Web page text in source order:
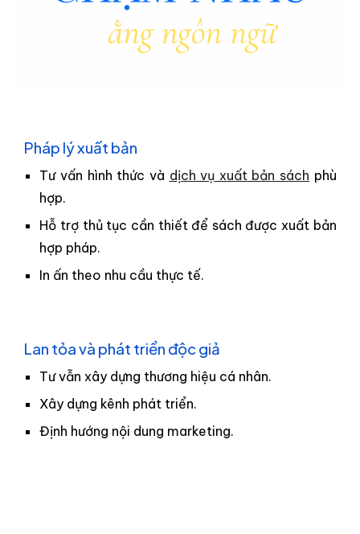
Pháp lý xuất bản
Tư vấn hình thức và dịch vụ xuất bản sách phù
hợp.
Hỗ trợ thủ tục cần thiết để sách được xuất bản
hợp pháp.
In ấn theo nhu cầu thực tế.
Lan tỏa và phát triển độc giả
Tư vẫn xây dựng thương hiệu cá nhân.
Xây dựng kênh phát triển.
Định hướng nội dung marketing.